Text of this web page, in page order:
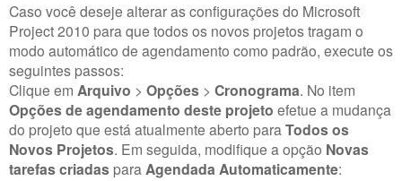
Caso você deseje alterar as configurações do Microsoft
Project 2010 para que todos os novos projetos tragam o
modo automático de agendamento como padrão, execute os
seguintes passos:
Clique em Arquivo > Opções > Cronograma. No item
Opções de agendamento deste projeto efetue a mudança
do projeto que está atualmente aberto paraTodos os
Novos Projetos. Em seguida, modifique a opção Novas
tarefas criadas paraAgendada Automaticamente: